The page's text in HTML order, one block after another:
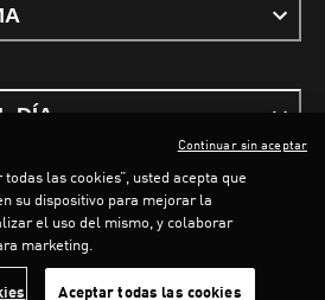
DÍA
de Privacidad
reservados
las cookies”, usted acepta que
su dispositivo para mejorar la
el uso del mismo, y colaborar
marketing.
Aceptar todas las cookies
Continuar sin aceptar